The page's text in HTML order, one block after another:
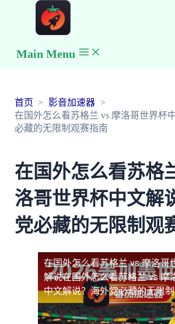
Main Menu
首页
影音加速器
在国外怎么看苏格兰 vs 摩洛哥世界杯
必藏的无限制观赛指南
在国外怎么看苏格
洛哥世界杯中文解
党必藏的无限制观
在国外怎么看苏格兰 vs 摩洛哥
解说在国外怎么看苏格兰 vs 摩
中文解说？海外党必藏的无限